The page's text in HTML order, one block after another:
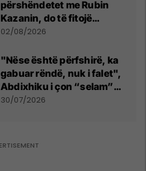
përshëndetet me Rubin
Kazanin, do të fitojë
miliona te Spartak Moska
02/08/2026
"Nëse është përfshirë, ka
gabuar rëndë, nuk i falet",
Abdixhiku i çon “selam”
Përparim Ramës
30/07/2026